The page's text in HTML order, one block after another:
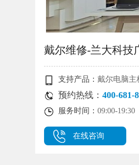
戴尔维修-兰大科技
支持产品：戴尔电脑主
预约热线：400-681-
服务时间：09:00-19:30
在线咨询